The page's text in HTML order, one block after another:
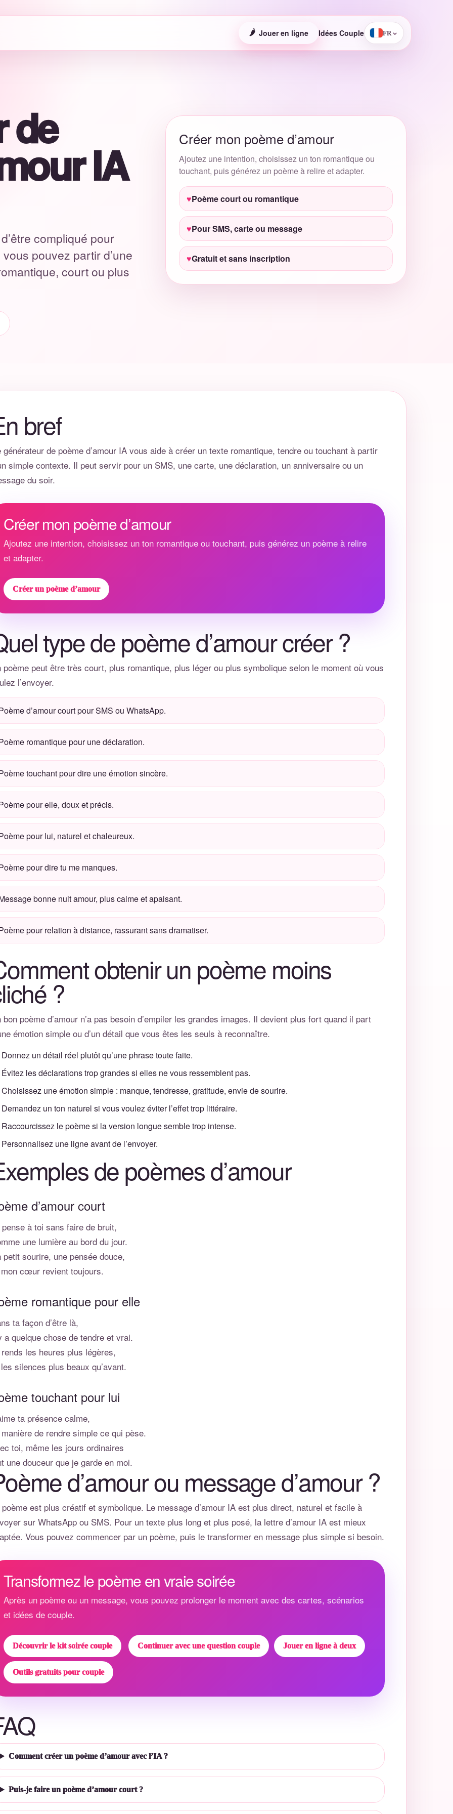
🌶️ Jouer en ligne Idées Couple FR ⌄
de
IA
compliqué pour
pouvez partir d’une
court ou plus
Créer mon poème d’amour
Ajoutez une intention, choisissez un ton romantique ou
touchant, puis générez un poème à relire et adapter.
Poème court ou romantique
Pour SMS, carte ou message
Gratuit et sans inscription
bref
générateur de poème d’amour IA vous aide à créer un texte romantique, tendre ou touchant à partir
simple contexte. Il peut servir pour un SMS, une carte, une déclaration, un anniversaire ou un
du soir.
Créer mon poème d’amour
Ajoutez une intention, choisissez un ton romantique ou touchant, puis générez un poème à relire
et adapter.
Créer un poème d’amour
type de poème d’amour créer ?
poème peut être très court, plus romantique, plus léger ou plus symbolique selon le moment où vous
l’envoyer.
d’amour court pour SMS ou WhatsApp.
romantique pour une déclaration.
touchant pour dire une émotion sincère.
pour elle, doux et précis.
pour lui, naturel et chaleureux.
pour diretu me manques.
bonne nuit amour, plus calme et apaisant.
pour relation à distance, rassurant sans dramatiser.
obtenir un poème moins
?
bon poème d’amour n’a pas besoin d’empiler les grandes images. Il devient plus fort quand il part
émotion simple ou d’un détail que vous êtes les seuls à reconnaître.
Donnez un détail réel plutôt qu’une phrase toute faite.
Évitez les déclarations trop grandes si elles ne vous ressemblent pas.
Choisissez une émotion simple : manque, tendresse, gratitude, envie de sourire.
Demandez un ton naturel si vous voulez éviter l’effet trop littéraire.
Raccourcissez le poème si la version longue semble trop intense.
Personnalisez une ligne avant de l’envoyer.
de poèmes d’amour
d’amour court
à toi sans faire de bruit,
une lumière au bord du jour.
petit sourire, une pensée douce,
cœur revient toujours.
romantique pour elle
ta façon d’être là,
a quelque chose de tendre et vrai.
rends les heures plus légères,
silences plus beaux qu’avant.
touchant pour lui
ta présence calme,
manière de rendre simple ce qui pèse.
toi, même les jours ordinaires
une douceur que je garde en moi.
d’amour ou message d’amour ?
est plus créatif et symbolique. Le message d’amour IA est plus direct, naturel et facile à
sur WhatsApp ou SMS. Pour un texte plus long et plus posé, la lettre d’amour IA est mieux
Vous pouvez commencer par un poème, puis le transformer en message plus simple si besoin.
Transformez le poème en vraie soirée
Après un poème ou un message, vous pouvez prolonger le moment avec des cartes, scénarios
et idées de couple.
Découvrir le kit soirée couple Continuer avec une question couple Jouer en ligne à deux
Outils gratuits pour couple
Comment créer un poème d’amour avec l’IA ?
Puis-je faire un poème d’amour court ?